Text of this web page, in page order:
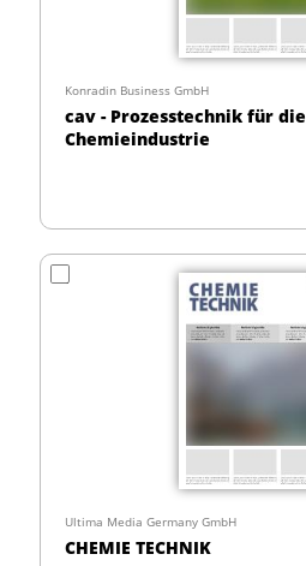
Konradin Business GmbH
cav - Prozesstechnik für die
Chemieindustrie
Ultima Media Germany GmbH
CHEMIE TECHNIK